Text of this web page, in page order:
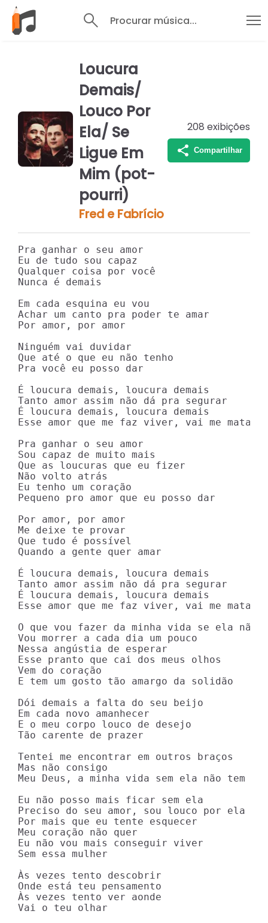
Procurar música...
Loucura
Demais/
Louco Por
Ela/ Se
Ligue Em
Mim (pot-
pourri)
Fred e Fabrício
208 exibições
Compartilhar
Pra ganhar o seu amor
Eu de tudo sou capaz
Qualquer coisa por você
Nunca é demais
Em cada esquina eu vou
Achar um canto pra poder te amar
Por amor, por amor
Ninguém vai duvidar
Que até o que eu não tenho
Pra você eu posso dar
É loucura demais, loucura demais
Tanto amor assim não dá pra segurar
É loucura demais, loucura demais
Esse amor que me faz viver, vai me matar
Pra ganhar o seu amor
Sou capaz de muito mais
Que as loucuras que eu fizer
Não volto atrás
Eu tenho um coração
Pequeno pro amor que eu posso dar
Por amor, por amor
Me deixe te provar
Que tudo é possível
Quando a gente quer amar
É loucura demais, loucura demais
Tanto amor assim não dá pra segurar
É loucura demais, loucura demais
Esse amor que me faz viver, vai me matar
O que vou fazer da minha vida se ela não
Vou morrer a cada dia um pouco
Nessa angústia de esperar
Esse pranto que cai dos meus olhos
Vem do coração
E tem um gosto tão amargo da solidão
Dói demais a falta do seu beijo
Em cada novo amanhecer
E o meu corpo louco de desejo
Tão carente de prazer
Tentei me encontrar em outros braços
Mas não consigo
Meu Deus, a minha vida sem ela não tem
Eu não posso mais ficar sem ela
Preciso do seu amor, sou louco por ela
Por mais que eu tente esquecer
Meu coração não quer
Eu não vou mais conseguir viver
Sem essa mulher
Às vezes tento descobrir
Onde está teu pensamento
Às vezes tento ver aonde
Vai o teu olhar